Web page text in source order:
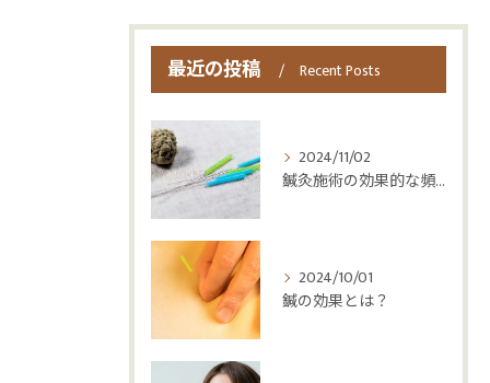
最近の投稿 Recent Posts
2024/11/02
鍼灸施術の効果的な頻度
2024/10/01
鍼の効果とは？